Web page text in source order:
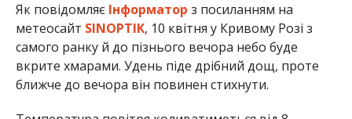
Як повідомляє Інформатор з посиланням на
метеосайт SINOPTIK, 10 квітня у Кривому Розі з
самого ранку й до пізнього вечора небо буде
вкрите хмарами. Удень піде дрібний дощ, проте
ближче до вечора він повинен стихнути.